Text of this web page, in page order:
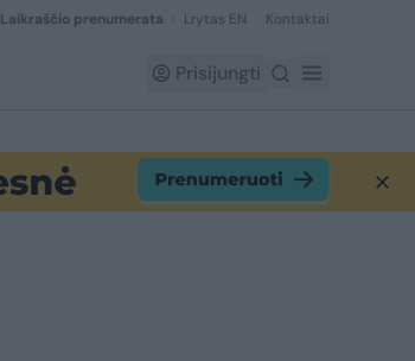
Laikraščio prenumerata Lrytas EN Kontaktai
Prisijungti